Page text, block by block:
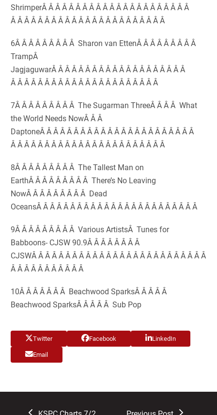
ShrimperÂ Â Â Â Â Â Â Â Â Â Â Â Â Â Â Â Â Â Â Â Â Â
Â Â Â Â Â Â Â Â Â Â Â Â Â Â Â Â Â Â Â Â Â Â Â
6Â Â Â Â Â Â Â Â Â Sharon van EttenÂ Â Â Â Â Â Â Â Â
TrampÂ
JagjaguwarÂ Â Â Â Â Â Â Â Â Â Â Â Â Â Â Â Â Â Â Â
Â Â Â Â Â Â Â Â Â Â Â Â Â Â Â Â Â Â Â Â Â Â
7Â Â Â Â Â Â Â Â Â The Sugarman ThreeÂ Â Â Â What
the World Needs NowÂ Â Â
DaptoneÂ Â Â Â Â Â Â Â Â Â Â Â Â Â Â Â Â Â Â Â Â Â Â
Â Â Â Â Â Â Â Â Â Â Â Â Â Â Â Â Â Â Â Â Â Â Â
8Â Â Â Â Â Â Â Â Â The Tallest Man on
EarthÂ Â Â Â Â Â Â Â Â There’s No Leaving
NowÂ Â Â Â Â Â Â Â Â Dead
OceansÂ Â Â Â Â Â Â Â Â Â Â Â Â Â Â Â Â Â Â Â Â Â Â Â
9Â Â Â Â Â Â Â Â Â Various ArtistsÂ Tunes for
Babboons- CJSW 90.9Â Â Â Â Â Â Â Â
CJSWÂ Â Â Â Â Â Â Â Â Â Â Â Â Â Â Â Â Â Â Â Â Â Â Â Â Â
Â Â Â Â Â Â Â Â Â Â Â
10Â Â Â Â Â Â Â Beachwood SparksÂ Â Â Â Â
Beachwood SparksÂ Â Â Â Â Sub Pop
Twitter Facebook LinkedIn
Email